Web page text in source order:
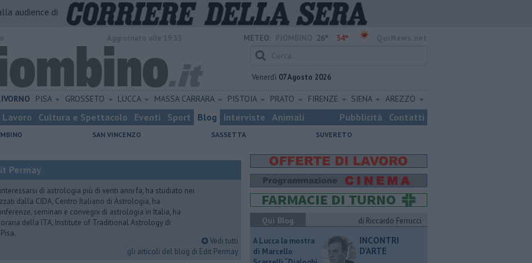
audience di
METEO: 26° 34°
Venerdì 07 Agosto 2026
PISA GROSSETO LUCCA MASSA CARRARA PISTOIA PRATO FIRENZE SIENA AREZZO
Lavoro Cultura e Spettacolo Eventi Sport Blog Interviste Animali Pubblicità Contatti
SAN VINCENZO SASSETTA SUVERETO
Permay
di astrologia più di venti anni fa, ha studiato nei
dalla CIDA, Centro Italiano di Astrologia, ha
seminari e convegni di astrologia in Italia, ha
della ITA, Institute of Traditional Astrology di
Vedi tutti
gli articoli del blog di Edit Permay
Qui Blog
di Riccardo Ferrucci
A Lucca la mostra
di Marcello
INCONTRI
D'ARTE